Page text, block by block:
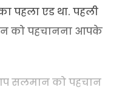
पहला एड था. पहली
को पहचानना आपके
सलमान को पहचान